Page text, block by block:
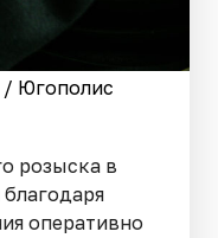
Югополис
розыска в
оперативно